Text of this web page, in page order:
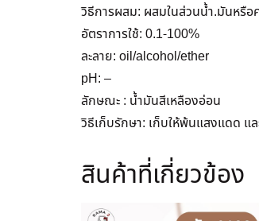
วิธีการผสม: ผสมในส่วนน้ำ.มันหรื
อัตราการใช้: 0.1-100%
ละลาย: oil/alcohol/ether
pH: –
ลักษณะ : น้ำมันสีเหลืองอ่อน
วิธีเก็บรักษา: เก็บให้พ้นแสงแดด แ
สินค้าที่เกี่ยวข้อง